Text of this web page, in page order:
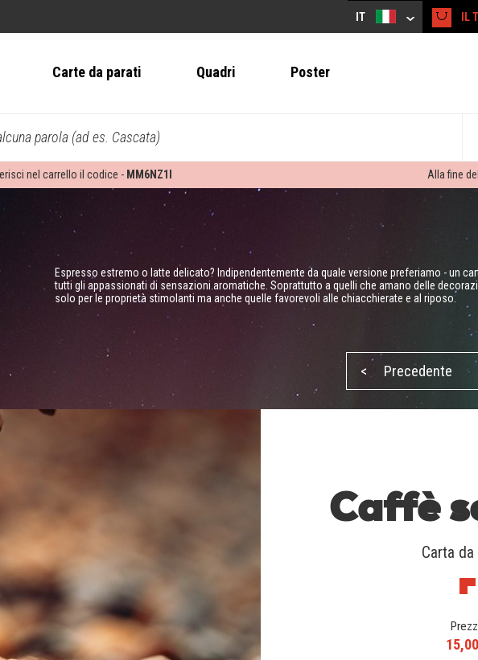
IT IL
Carte da parati Quadri Poster
parola (ad es. Cascata)
nel carrello il codice - MM6NZ1I Alla fine
Espresso estremo o latte delicato? Indipendentemente da quale versione preferiamo - un
tutti gli appassionati di sensazioni aromatiche. Soprattutto a quelli che amano delle
solo per le proprietà stimolanti ma anche quelle favorevoli alle chiacchierate e al riposo.
< Precedente
Caffè
Carta